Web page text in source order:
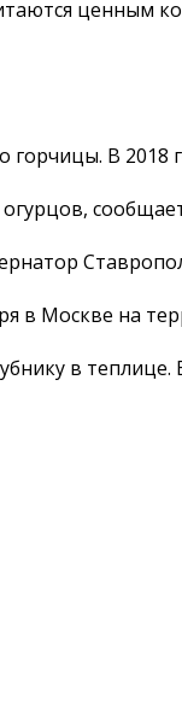
ценным
В 2018
в Москве на
в